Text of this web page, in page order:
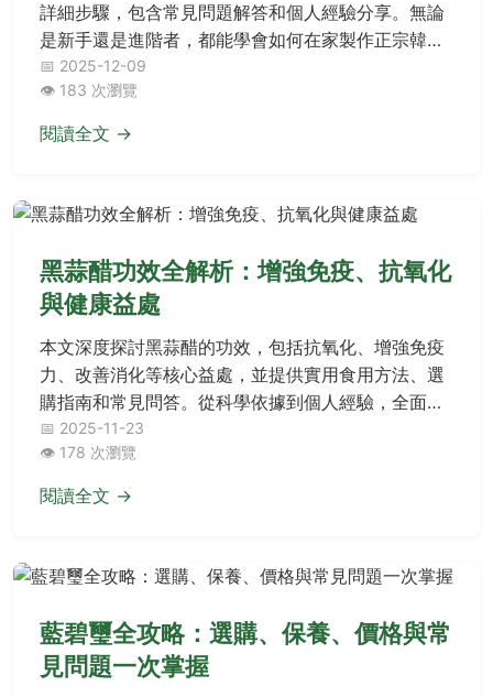
詳細步驟，包含常見問題解答和個人經驗分享。無論
是新手還是進階者，都能學會如何在家製作正宗韓國
泡菜，並解決過程中可能遇到的疑難雜症。文章還分
享了實用技巧和注意事項，幫助你輕鬆上手。
📅 2025-12-09
👁️ 183 次瀏覽
閱讀全文 →
黑蒜醋功效全解析：增強免疫、抗氧化
與健康益處
本文深度探討黑蒜醋的功效，包括抗氧化、增強免疫
力、改善消化等核心益處，並提供實用食用方法、選
購指南和常見問答。從科學依據到個人經驗，全面解
析黑蒜醋的實用價值，幫助您做出明智的健康選擇。
📅 2025-11-23
👁️ 178 次瀏覽
閱讀全文 →
藍碧璽全攻略：選購、保養、價格與常
見問題一次掌握